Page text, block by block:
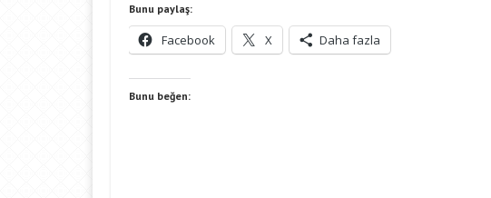
Bunu paylaş:
Facebook X Daha fazla
Bunu beğen: